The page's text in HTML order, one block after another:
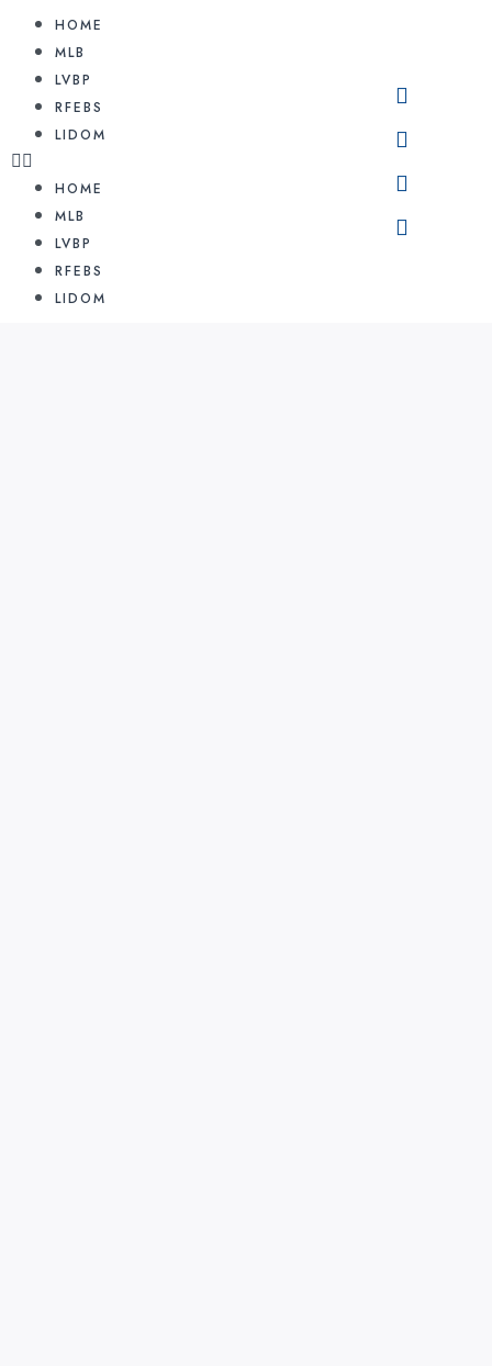
HOME
MLB
LVBP
RFEBS
LIDOM
HOME
MLB
LVBP
RFEBS
LIDOM